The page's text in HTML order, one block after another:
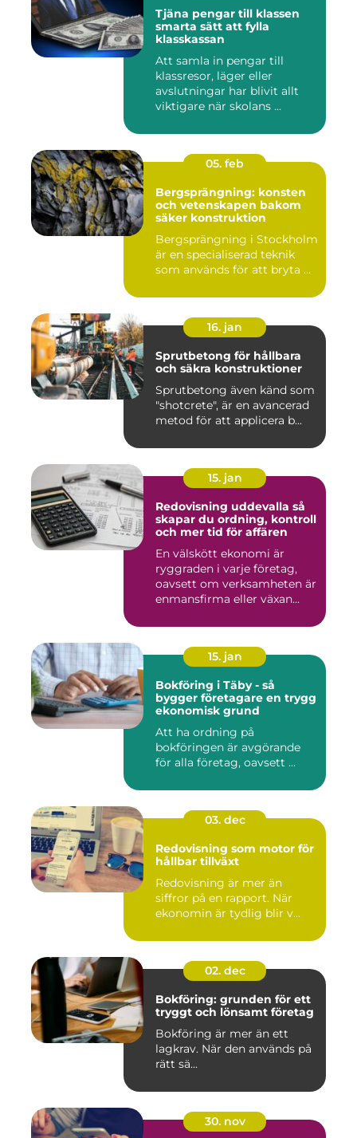
Tjäna pengar till klassen
smarta sätt att fylla
klasskassan
Att samla in pengar till
klassresor, läger eller
avslutningar har blivit allt
viktigare när skolans ...
05. feb
Bergsprängning: konsten
och vetenskapen bakom
säker konstruktion
Bergsprängning i Stockholm
är en specialiserad teknik
som används för att bryta ...
16. jan
Sprutbetong för hållbara
och säkra konstruktioner
Sprutbetong även känd som
"shotcrete", är en avancerad
metod för att applicera b...
15. jan
Redovisning uddevalla så
skapar du ordning, kontroll
och mer tid för affären
En välskött ekonomi är
ryggraden i varje företag,
oavsett om verksamheten är
enmansfirma eller växan...
15. jan
Bokföring i Täby - så
bygger företagare en trygg
ekonomisk grund
Att ha ordning på
bokföringen är avgörande
för alla företag, oavsett ...
03. dec
Redovisning som motor för
hållbar tillväxt
Redovisning är mer än
siffror på en rapport. När
ekonomin är tydlig blir v...
02. dec
Bokföring: grunden för ett
tryggt och lönsamt företag
Bokföring är mer än ett
lagkrav. När den används på
rätt sä...
30. nov